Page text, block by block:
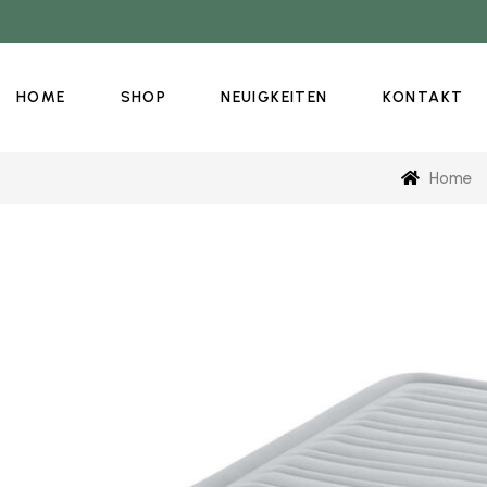
HOME SHOP NEUIGKEITEN KONTAKT
Home